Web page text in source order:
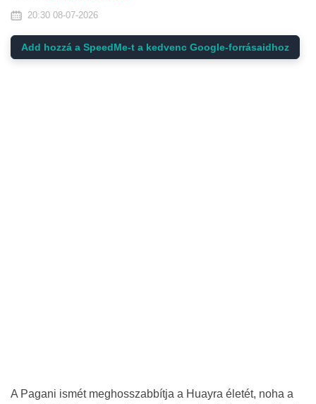
20:30 08-07-2026
Add hozzá a SpeedMe-t a kedvenc Google-forrásaidhoz
A Pagani ismét meghosszabbítja a Huayra életét, noha a